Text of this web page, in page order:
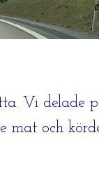
Vi delade
mat och